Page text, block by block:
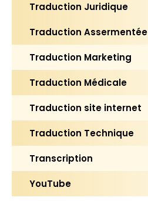
Traduction Juridique
Traduction Assermentée
Traduction Marketing
Traduction Médicale
Traduction site internet
Traduction Technique
Transcription
YouTube